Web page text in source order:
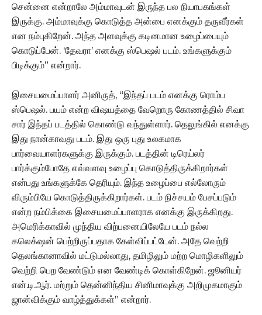
சென்னை என்றாலே அம்மாவுடன் இருந்த பல நியாபகங்கள்
இருக்கு. அம்மாவுக்கு கொடுத்த அன்பை எனக்கும் தருவீர்கள்
என நம்புகிறேன். அந்த அளவுக்கு கடினமான உழைப்பையும்
கொடுப்பேன். ‘தேவரா’ எனக்கு ஸ்பெஷல் படம். உங்களுக்கும்
பிடிக்கும்” என்றார்.
இசையமைப்பாளர் அனிருத், “இந்தப் படம் எனக்கு ரொம்ப
ஸ்பெஷல். பயம் என்ற விஷயத்தை வேறொரு கோணத்தில் சிவா
சார் இந்தப் படத்தில் கொண்டு வந்துள்ளார். தெலுங்கில் எனக்கு
இது நான்காவது படம். இது ஒரு புது உலகமாக
பார்வையாளர்களுக்கு இருக்கும். படத்தின் டிரெய்லர்
பார்க்கும்போதே எவ்வளவு உழைப்பு கொடுத்திருக்கிறார்கள்
என்பது உங்களுக்கே தெரியும். இந்த உழைப்பை எல்லோரும்
விரும்பியே கொடுத்திருக்கிறார்கள். படம் நிச்சயம் பேசப்படும்
என்ற நம்பிக்கை இசையமைப்பாளராக எனக்கு இருக்கிறது.
அமெரிக்காவில் முந்திய விற்பனையிலேயே படம் நல்ல
கலெக்‌ஷன் பெற்றிருப்பதாக கேள்விப்பட்டேன். அதே வெற்றி
தெலங்கானாவில் மட்டுமல்லாது, தமிழிலும் மற்ற மொழிகளிலும்
வெற்றி பெற வேண்டும் என வேண்டிக் கொள்கிறேன். ஜூனியர்
என்.டி.ஆர். மற்றும் தென்னிந்திய சினிமாவுக்கு அறிமுகமாகும்
ஜான்விக்கும் வாழ்த்துக்கள்” என்றார்.